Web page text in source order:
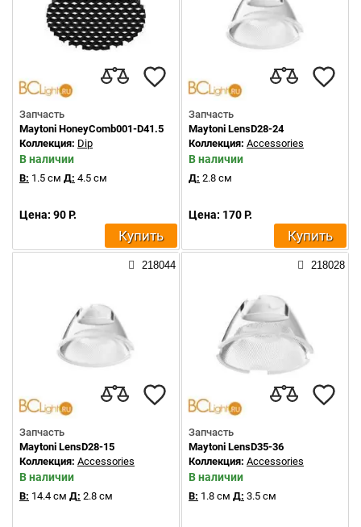
Запчасть
Maytoni HoneyComb001-D41.5
Коллекция: Dip
В наличии
В: 1.5 см Д: 4.5 см
Цена: 90 Р.
Купить
Запчасть
Maytoni LensD28-24
Коллекция: Accessories
В наличии
Д: 2.8 см
Цена: 170 Р.
Купить
218044
Запчасть
Maytoni LensD28-15
Коллекция: Accessories
В наличии
В: 14.4 см Д: 2.8 см
218028
Запчасть
Maytoni LensD35-36
Коллекция: Accessories
В наличии
В: 1.8 см Д: 3.5 см